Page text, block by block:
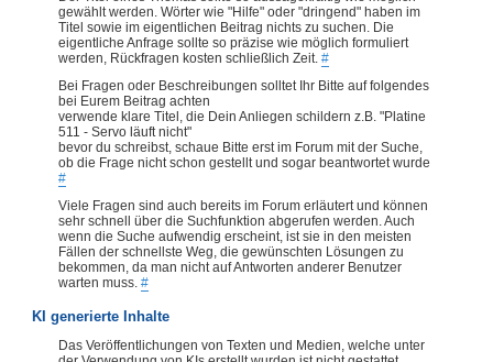
gewählt werden. Wörter wie "Hilfe" oder "dringend" haben im
Titel sowie im eigentlichen Beitrag nichts zu suchen. Die
eigentliche Anfrage sollte so präzise wie möglich formuliert
werden, Rückfragen kosten schließlich Zeit. #
Bei Fragen oder Beschreibungen solltet Ihr Bitte auf folgendes
bei Eurem Beitrag achten
verwende klare Titel, die Dein Anliegen schildern z.B. "Platine
511 - Servo läuft nicht"
bevor du schreibst, schaue Bitte erst im Forum mit der Suche,
ob die Frage nicht schon gestellt und sogar beantwortet wurde
#
Viele Fragen sind auch bereits im Forum erläutert und können
sehr schnell über die Suchfunktion abgerufen werden. Auch
wenn die Suche aufwendig erscheint, ist sie in den meisten
Fällen der schnellste Weg, die gewünschten Lösungen zu
bekommen, da man nicht auf Antworten anderer Benutzer
warten muss. #
KI generierte Inhalte
Das Veröffentlichungen von Texten und Medien, welche unter